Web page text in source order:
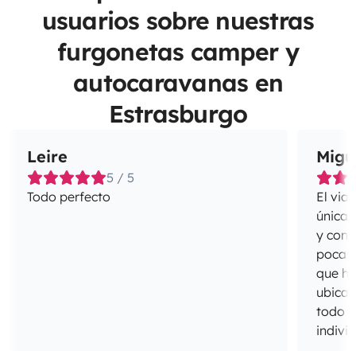
usuarios sobre nuestras
furgonetas camper y
autocaravanas en
Estrasburgo
Leire
5 / 5
Todo perfecto
El
y
que
todo